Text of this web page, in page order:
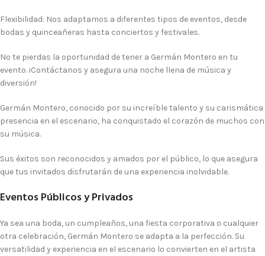
Flexibilidad: Nos adaptamos a diferentes tipos de eventos, desde
bodas y quinceañeras hasta conciertos y festivales.
No te pierdas la oportunidad de tener a Germán Montero en tu
evento. ¡Contáctanos y asegura una noche llena de música y
diversión!
Germán Montero, conocido por su increíble talento y su carismática
presencia en el escenario, ha conquistado el corazón de muchos con
su música.
Sus éxitos son reconocidos y amados por el público, lo que asegura
que tus invitados disfrutarán de una experiencia inolvidable.
Eventos Públicos y Privados
Ya sea una boda, un cumpleaños, una fiesta corporativa o cualquier
otra celebración, Germán Montero se adapta a la perfección. Su
versatilidad y experiencia en el escenario lo convierten en el artista